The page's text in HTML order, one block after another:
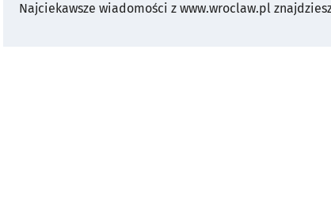
Najciekawsze wiadomości z www.wroclaw.pl